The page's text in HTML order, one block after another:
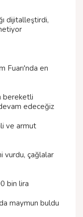
dijitalleştirdi,
Fuarı'nda en
bereketli
edeceğiz
ve armut
vurdu, çağlalar
bin lira
maymun buldu